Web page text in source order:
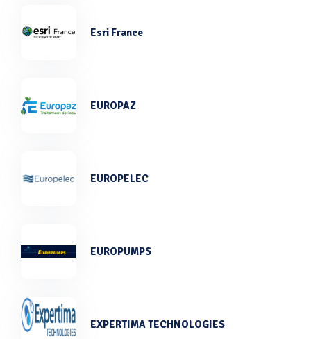
Esri France
EUROPAZ
EUROPELEC
EUROPUMPS
EXPERTIMA TECHNOLOGIES